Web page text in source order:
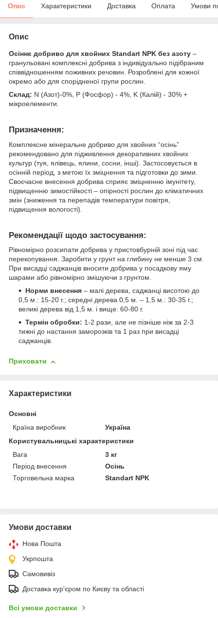
Опис Характеристики Доставка Оплата Умови
Опис
Осіннє добриво для хвойних Standart NPK без азоту –
гранульовані комплексні добрива з індивідуально підібраним
співвідношенням поживних речовин. Розроблені для кожної
окремо або для спорідненої групи рослин.
Склад: N (Азот)-0%, P (Фосфор) - 4%, K (Калій) - 30% +
мікроелементи.
Призначення:
Комплексне мінеральне добриво для хвойних “осінь”
рекомендовано для підживлення декоративних хвойних
культур (туя, ялівець, ялини, сосни, інші). Застосовується в
осінній період, з метою їх зміцнення та підготовки до зими.
Своєчасне внесення добрива сприяє зміцненню імунітету,
підвищенню зимостійкості – опірності рослин до кліматичних
змін (зниження та перепадів температури повітря,
підвищення вологості).
Рекомендації щодо застосування:
Рівномірно розсипати добрива у пристовбурній зоні під час
перекопування. Заробити у грунт на глибину не менше 3 см.
При висадці саджанців вносити добрива у посадкову яму
шарами або рівномірно змішуючи з грунтом.
Норми внесення – малі дерева, саджанці висотою до
0,5 м.: 15-20 г.; середні дерева 0,5 м. – 1,5 м.: 30-35 г.;
великі дерева від 1,5 м. і вище: 60-80 г.
Термін обробки: 1-2 рази, але не пізніше ніж за 2-3
тижні до настання заморозків та 1 раз при висадці
саджанців.
Приховати
Характеристики
Основні
Країна виробник
Україна
Користувальницькі характеристики
Вага
3 кг
Період внесення
Осінь
Торговельна марка
Standart NPK
Умови доставки
Нова Пошта
Укрпошта
Самовивіз
Доставка кур'єром по Києву та області
Всі умови доставки